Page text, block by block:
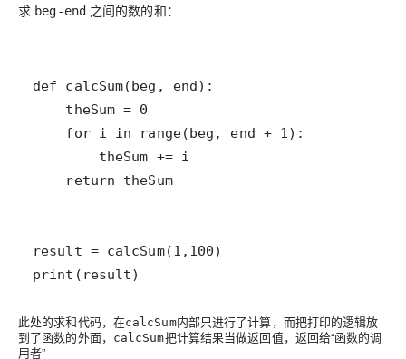
求 beg-end之间的数的和：
print(result)
此处的求和代码，在calcSum内部只进行了计算，而把打印的逻辑放
到了函数的外面， calcSum把计算结果当做返回值，返回给“函数的调
用者”